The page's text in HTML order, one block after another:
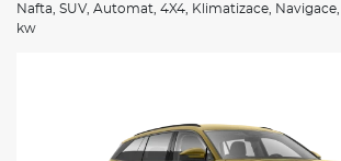
Nafta SUV, Automat 4X4 Klimatizace Navigace
kw